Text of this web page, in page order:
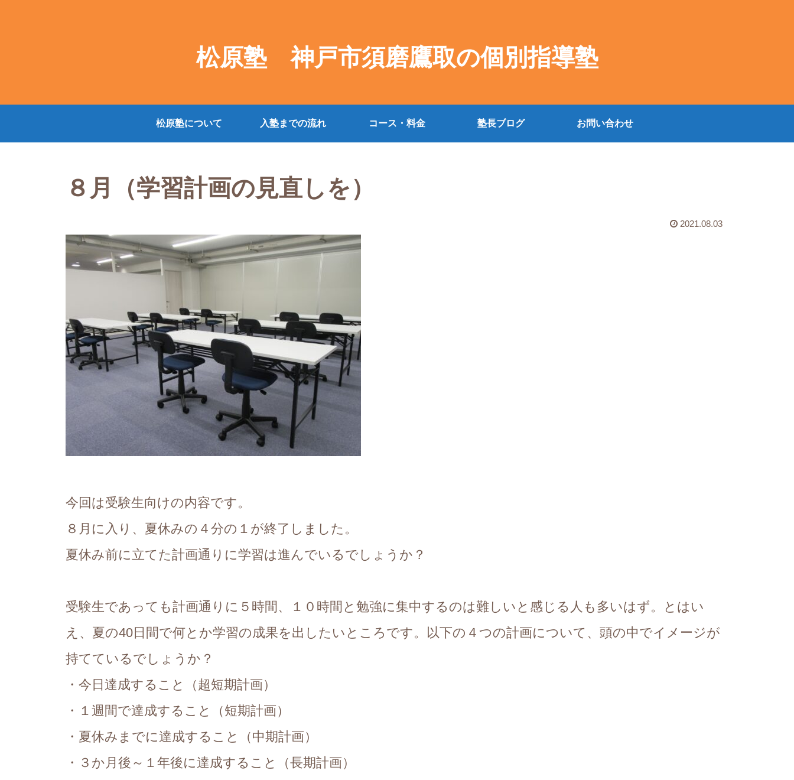
松原塾 神戸市須磨鷹取の個別指導塾
松原塾について 入塾までの流れ コース・料金 塾長ブログ お問い合わせ
８月（学習計画の見直しを）
2021.08.03
今回は受験生向けの内容です。
８月に入り、夏休みの４分の１が終了しました。
夏休み前に立てた計画通りに学習は進んでいるでしょうか？
受験生であっても計画通りに５時間、１０時間と勉強に集中するのは難しいと感じる人も多いはず。とはい
え、夏の40日間で何とか学習の成果を出したいところです。以下の４つの計画について、頭の中でイメージが
持てているでしょうか？
・今日達成すること（超短期計画）
・１週間で達成すること（短期計画）
・夏休みまでに達成すること（中期計画）
・３か月後～１年後に達成すること（長期計画）